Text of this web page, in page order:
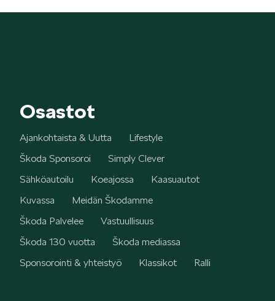
KAMIQ
KAROQ
Osastot
Ajankohtaista & Uutta
Lifestyle
Škoda Sponsoroi
Simply Clever
Sähköautoilu
Koeajossa
Kaasuautot
Kuvassa
Meidän Škodamme
Škoda Palvelee
Vastuullisuus
Škoda 130 vuotta
Škoda mediassa
Sponsorointi & yhteistyö
Klassikot Ralli